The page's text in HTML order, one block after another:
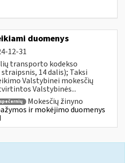
duomenys
12-31
transporto kodekso
14 dalis); Taksi
Valstybinei mokesčių
Valstybinės...
Mokesčių žinyno
ir mokėjimo duomenys